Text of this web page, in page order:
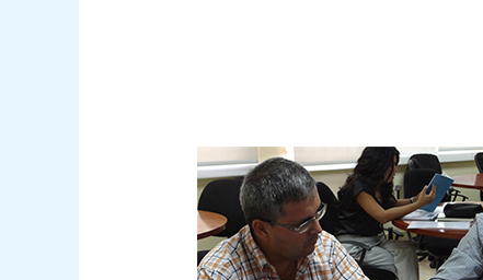
Con
gran
éxito
se
desarrolló